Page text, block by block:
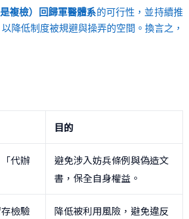
複檢）回歸軍醫體系的可行性，並持續推
降低制度被規避與操弄的空間。換言之，
目的
代辦
避免涉入妨兵條例與偽造文
書，保全自身權益。
檢驗
降低被利用風險，避免違反